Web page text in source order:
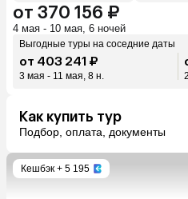
от 370 156 ₽
4 мая - 10 мая, 6 ночей
Выгодные туры на соседние даты
от 403 241 ₽
3 мая - 11 мая, 8 н.
Как купить тур
Подбор, оплата, документы
Кешбэк + 5 195